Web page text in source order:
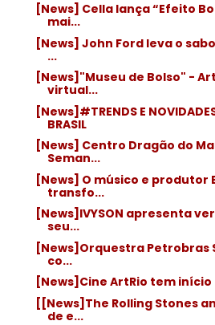
[News] Cella lança “Efeito
mai...
[News] John Ford leva o
...
[News]"Museu de Bolso" -
virtual...
[News]#TRENDS E
BRASIL
[News] Centro Dragão do
Seman...
[News] O músico e produtor
transfo...
[News]IVYSON apresenta
seu...
[News]Orquestra Petrobras
co...
[News]Cine ArtRio tem início
[[News]The Rolling Stones
de e...